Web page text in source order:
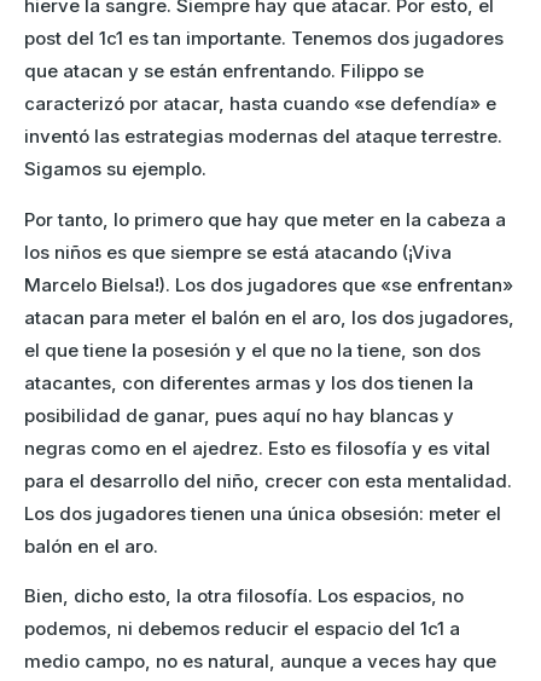
hierve la sangre. Siempre hay que atacar. Por esto, el
post del 1c1 es tan importante. Tenemos dos jugadores
que atacan y se están enfrentando. Filippo se
caracterizó por atacar, hasta cuando «se defendía» e
inventó las estrategias modernas del ataque terrestre.
Sigamos su ejemplo.
Por tanto, lo primero que hay que meter en la cabeza a
los niños es que siempre se está atacando (¡Viva
Marcelo Bielsa!). Los dos jugadores que «se enfrentan»
atacan para meter el balón en el aro, los dos jugadores,
el que tiene la posesión y el que no la tiene, son dos
atacantes, con diferentes armas y los dos tienen la
posibilidad de ganar, pues aquí no hay blancas y
negras como en el ajedrez. Esto es filosofía y es vital
para el desarrollo del niño, crecer con esta mentalidad.
Los dos jugadores tienen una única obsesión: meter el
balón en el aro.
Bien, dicho esto, la otra filosofía. Los espacios, no
podemos, ni debemos reducir el espacio del 1c1 a
medio campo, no es natural, aunque a veces hay que